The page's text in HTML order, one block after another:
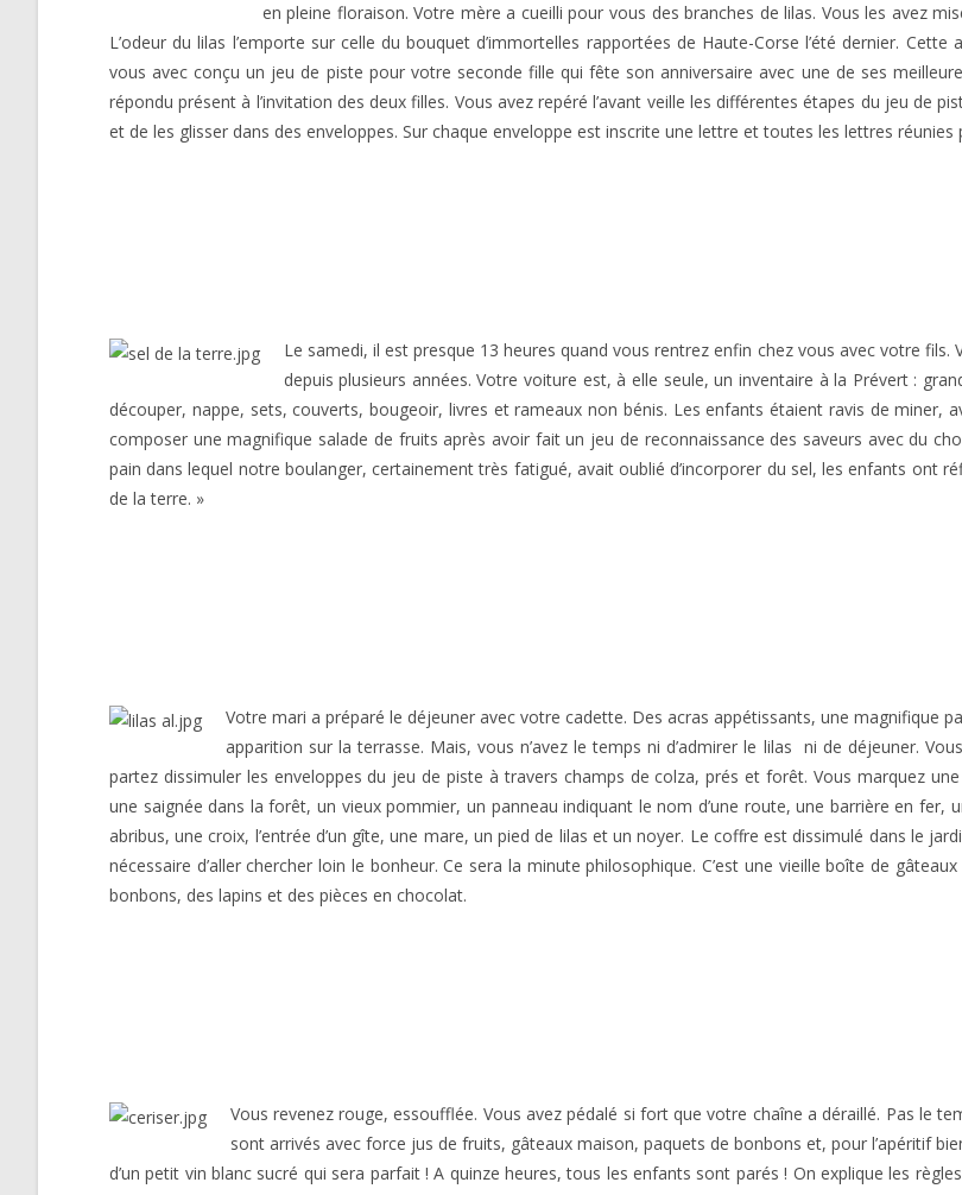
en pleine floraison. Votre mère a cueilli pour vous des branches de lilas. Vous les avez
L’odeur du lilas l’emporte sur celle du bouquet d’immortelles rapportées de Haute-Corse l’été dernier.
vous avec conçu un jeu de piste pour votre seconde fille qui fête son anniversaire avec une de ses
répondu présent à l’invitation des deux filles. Vous avez repéré l’avant veille les différentes étapes du jeu de
et de les glisser dans des enveloppes. Sur chaque enveloppe est inscrite une lettre et toutes les lettres
Le samedi, il est presque 13 heures quand vous rentrez enfin chez vous avec votre
depuis plusieurs années. Votre voiture est, à elle seule, un inventaire à la Prévert :
découper, nappe, sets, couverts, bougeoir, livres et rameaux non bénis. Les enfants étaient ravis de miner,
composer une magnifique salade de fruits après avoir fait un jeu de reconnaissance des saveurs avec du
pain dans lequel notre boulanger, certainement très fatigué, avait oublié d’incorporer du sel, les enfants ont
de la terre. »
Votre mari a préparé le déjeuner avec votre cadette. Des acras appétissants, une magnifique
apparition sur la terrasse. Mais, vous n’avez le temps ni d’admirer le lilas ni de déjeuner.
partez dissimuler les enveloppes du jeu de piste à travers champs de colza, prés et forêt. Vous marquez
une saignée dans la forêt, un vieux pommier, un panneau indiquant le nom d’une route, une barrière en
abribus, une croix, l’entrée d’un gîte, une mare, un pied de lilas et un noyer. Le coffre est dissimulé dans le
nécessaire d’aller chercher loin le bonheur. Ce sera la minute philosophique. C’est une vieille boîte de
bonbons, des lapins et des pièces en chocolat.
Vous revenez rouge, essoufflée. Vous avez pédalé si fort que votre chaîne a déraillé. Pas le
sont arrivés avec force jus de fruits, gâteaux maison, paquets de bonbons et, pour l’apéritif
d’un petit vin blanc sucré qui sera parfait ! A quinze heures, tous les enfants sont parés ! On explique les